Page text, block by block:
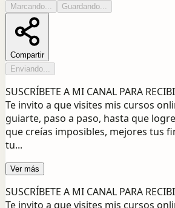
Marcando... Guardando...
Compartir
Enviando...
SUSCRÍBETE A MI CANAL PARA
Te invito a que visites mis cursos
guiarte, paso a paso, hasta que
que creías imposibles, mejores tus
tu...
Ver más
SUSCRÍBETE A MI CANAL PARA
Te invito a que visites mis cursos